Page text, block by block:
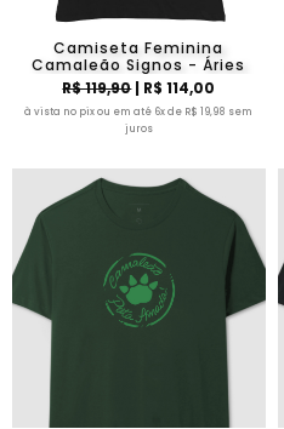
Camiseta Feminina
Camaleão Signos - Áries
R$ 119,90| R$ 114,00
à vista no pix ou em até 6x de R$ 19,98 sem
juros